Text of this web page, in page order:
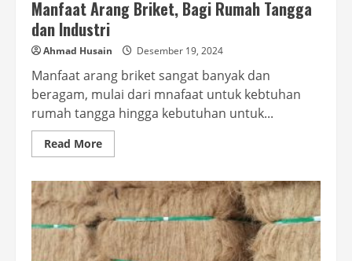
Manfaat Arang Briket, Bagi Rumah Tangga
dan Industri
Ahmad Husain Desember 19, 2024
Manfaat arang briket sangat banyak dan
beragam, mulai dari mnafaat untuk kebtuhan
rumah tangga hingga kebutuhan untuk...
Read MoreRead
more
Arang
Briket,
Bagi
Rumah
Tangga
dan
Industri